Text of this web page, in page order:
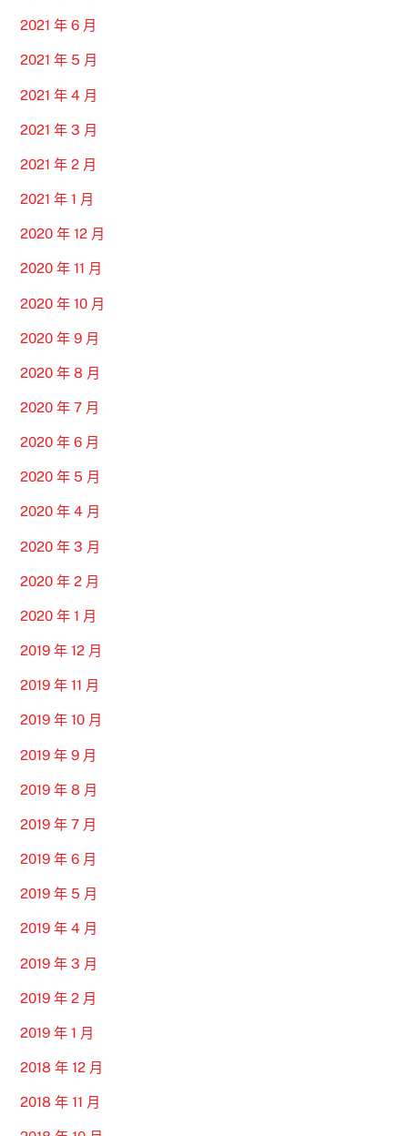
2021 年 6 月
2021 年 5 月
2021 年 4 月
2021 年 3 月
2021 年 2 月
2021 年 1 月
2020 年 12 月
2020 年 11 月
2020 年 10 月
2020 年 9 月
2020 年 8 月
2020 年 7 月
2020 年 6 月
2020 年 5 月
2020 年 4 月
2020 年 3 月
2020 年 2 月
2020 年 1 月
2019 年 12 月
2019 年 11 月
2019 年 10 月
2019 年 9 月
2019 年 8 月
2019 年 7 月
2019 年 6 月
2019 年 5 月
2019 年 4 月
2019 年 3 月
2019 年 2 月
2019 年 1 月
2018 年 12 月
2018 年 11 月